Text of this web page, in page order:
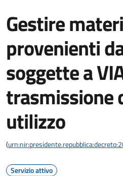
Gestire
provenienti
soggette a
trasmissione
utilizzo
(
Servizio attivo